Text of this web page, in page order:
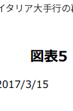
タリア大手行